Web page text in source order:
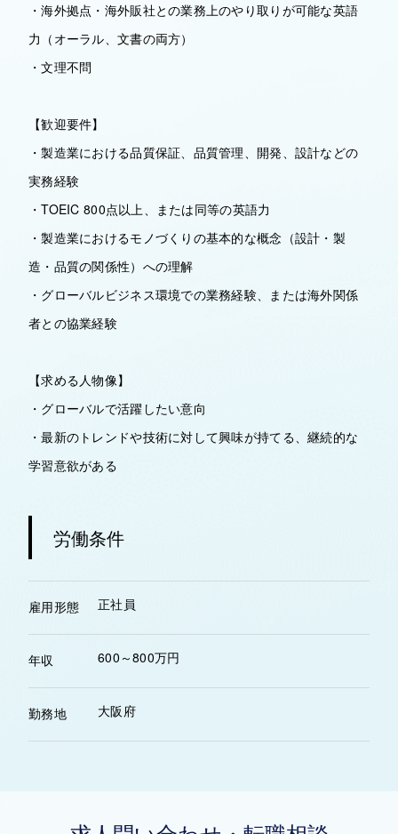
・海外拠点・海外販社との業務上のやり取りが可能な英語
力（オーラル、文書の両方）
・文理不問
【歓迎要件】
・製造業における品質保証、品質管理、開発、設計などの
実務経験
・TOEIC 800点以上、または同等の英語力
・製造業におけるモノづくりの基本的な概念（設計・製
造・品質の関係性）への理解
・グローバルビジネス環境での業務経験、または海外関係
者との協業経験
【求める人物像】
・グローバルで活躍したい意向
・最新のトレンドや技術に対して興味が持てる、継続的な
学習意欲がある
労働条件
雇用形態 正社員
年収 600～800万円
勤務地 大阪府